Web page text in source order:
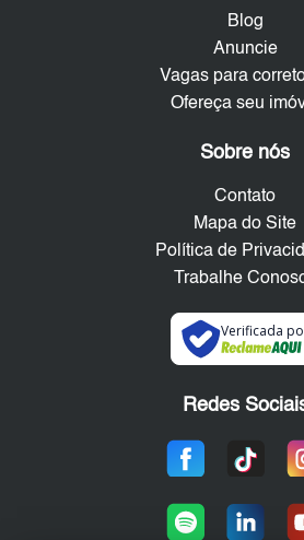
Blog
Anuncie
Vagas para
Ofereça seu
Sobre nós
Contato
Mapa do Site
Política de
Trabalhe
Verificada
Redes